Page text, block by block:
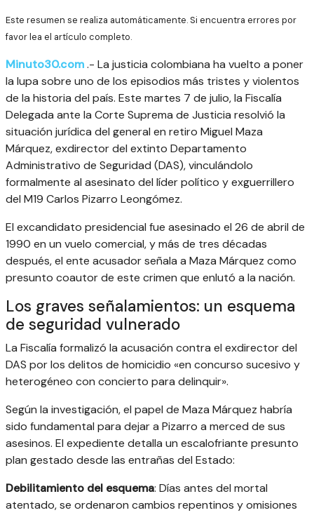
Este resumen se realiza automáticamente. Si encuentra errores por
favor lea el artículo completo.
Minuto30.com.- La justicia colombiana ha vuelto a poner
la lupa sobre uno de los episodios más tristes y violentos
de la historia del país. Este martes 7 de julio, la Fiscalía
Delegada ante la Corte Suprema de Justicia resolvió la
situación jurídica del general en retiro Miguel Maza
Márquez, exdirector del extinto Departamento
Administrativo de Seguridad (DAS), vinculándolo
formalmente al asesinato del líder político y exguerrillero
del M19 Carlos Pizarro Leongómez.
El excandidato presidencial fue asesinado el 26 de abril de
1990 en un vuelo comercial, y más de tres décadas
después, el ente acusador señala a Maza Márquez como
presunto coautor de este crimen que enlutó a la nación.
Los graves señalamientos: un esquema
de seguridad vulnerado
La Fiscalía formalizó la acusación contra el exdirector del
DAS por los delitos de homicidio «en concurso sucesivo y
heterogéneo con concierto para delinquir».
Según la investigación, el papel de Maza Márquez habría
sido fundamental para dejar a Pizarro a merced de sus
asesinos. El expediente detalla un escalofriante presunto
plan gestado desde las entrañas del Estado:
Debilitamiento del esquema: Días antes del mortal
atentado, se ordenaron cambios repentinos y omisiones